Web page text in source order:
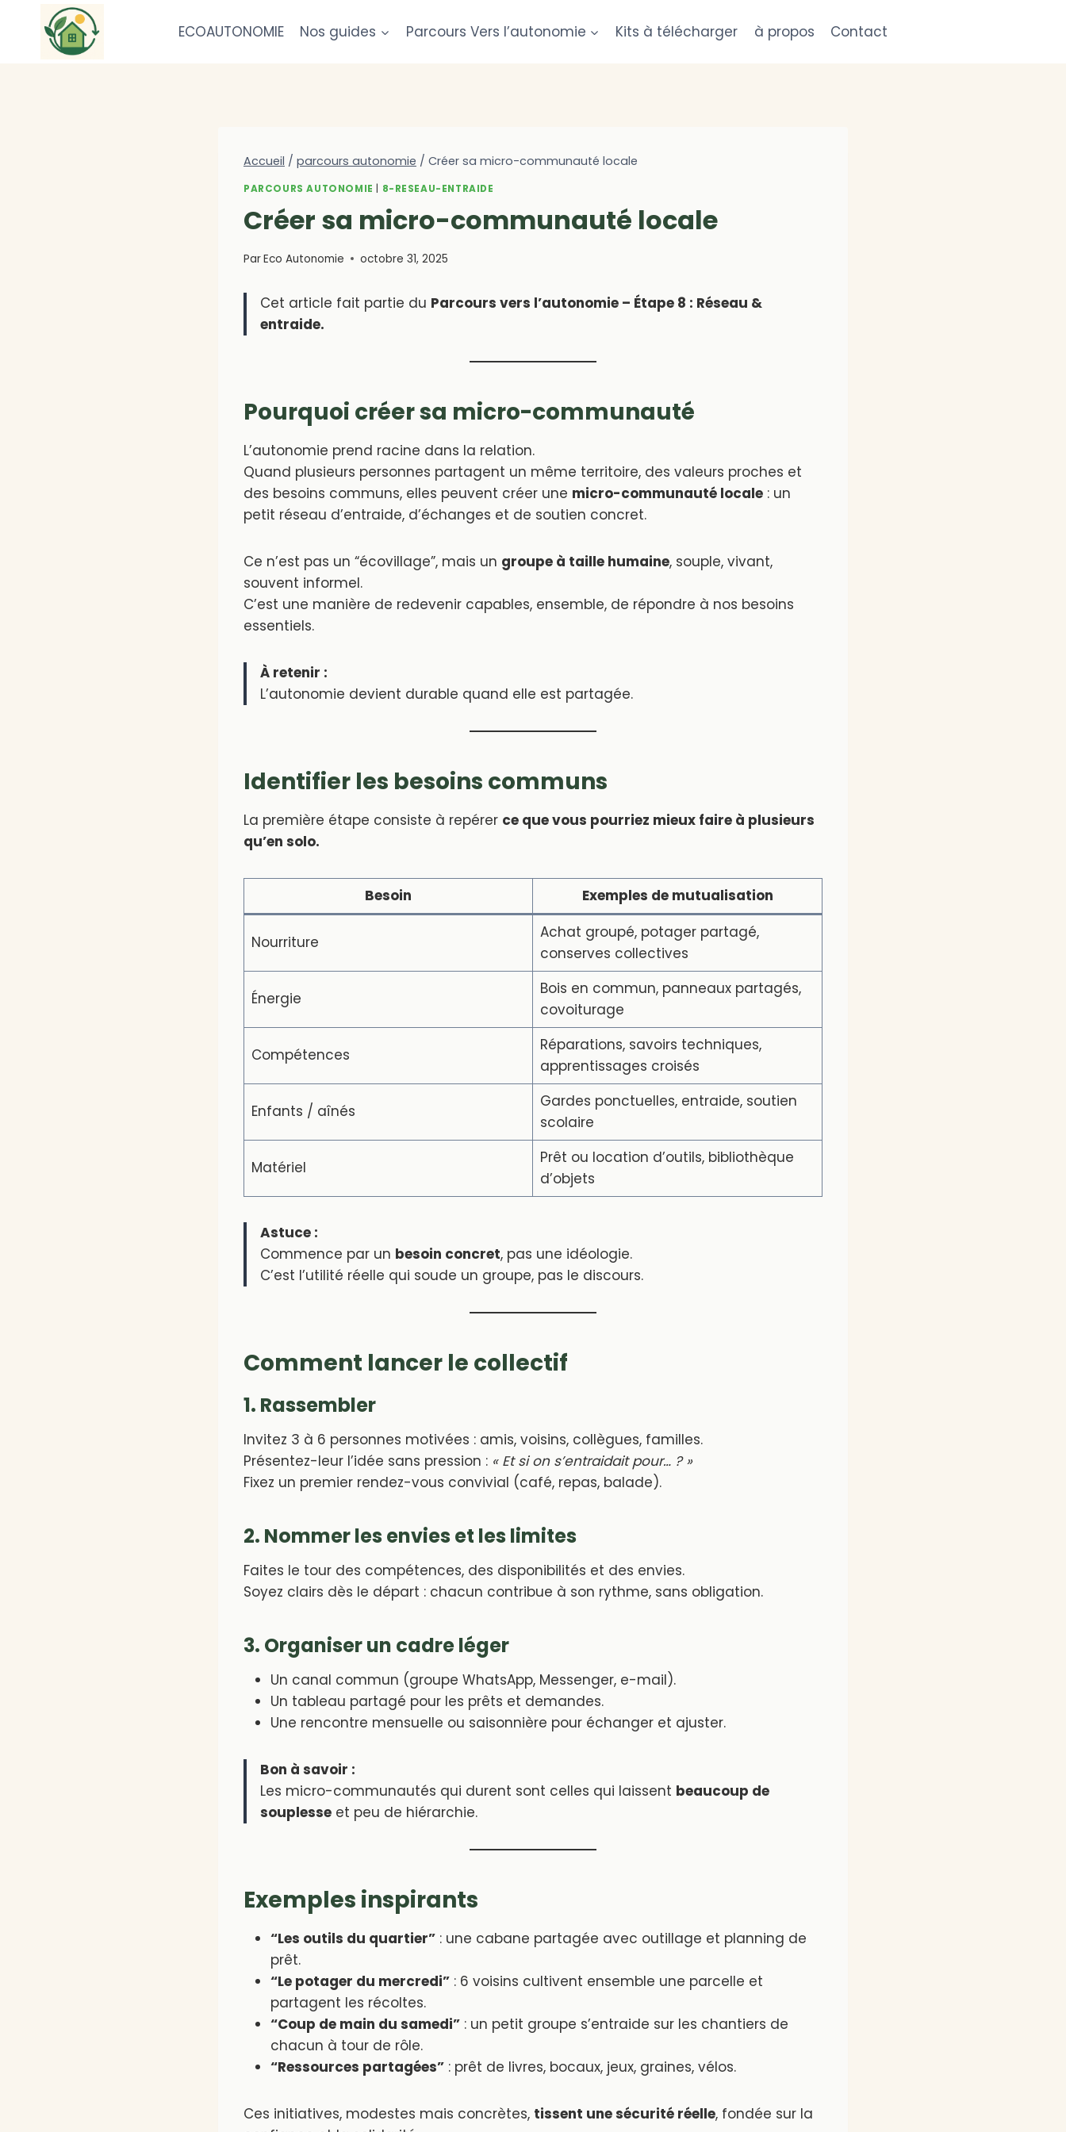
contenu
ECOAUTONOMIE Nos guides Parcours Vers l’autonomie Kits à télécharger à propos Contact
Accueil / parcours autonomie / Créer sa micro-communauté locale
PARCOURS AUTONOMIE 8-RESEAU-ENTRAIDE
Créer sa micro-communauté locale
ParEco Autonomie octobre 31, 2025
Cet article fait partie du Parcours vers l’autonomie – Étape 8 : Réseau &
entraide.
Pourquoi créer sa micro-communauté
L’autonomie prend racine dans la relation.
Quand plusieurs personnes partagent un même territoire, des valeurs proches et
des besoins communs, elles peuvent créer une micro-communauté locale : un
petit réseau d’entraide, d’échanges et de soutien concret.
Ce n’est pas un “écovillage”, mais un groupe à taille humaine, souple, vivant,
souvent informel.
C’est une manière de redevenir capables, ensemble, de répondre à nos besoins
essentiels.
À retenir :
L’autonomie devient durable quand elle est partagée.
Identifier les besoins communs
La première étape consiste à repérer ce que vous pourriez mieux faire à plusieurs
qu’en solo.
Besoin Exemples de mutualisation
Nourriture
Achat groupé, potager partagé,
conserves collectives
Énergie
Bois en commun, panneaux partagés,
covoiturage
Compétences
Réparations, savoirs techniques,
apprentissages croisés
Enfants / aînés
Gardes ponctuelles, entraide, soutien
scolaire
Matériel
Prêt ou location d’outils, bibliothèque
d’objets
Astuce :
Commence par un besoin concret, pas une idéologie.
C’est l’utilité réelle qui soude un groupe, pas le discours.
Comment lancer le collectif
1. Rassembler
Invitez 3 à 6 personnes motivées : amis, voisins, collègues, familles.
Présentez-leur l’idée sans pression : « Et si on s’entraidait pour… ? »
Fixez un premier rendez-vous convivial (café, repas, balade).
2. Nommer les envies et les limites
Faites le tour des compétences, des disponibilités et des envies.
Soyez clairs dès le départ : chacun contribue à son rythme, sans obligation.
3. Organiser un cadre léger
Un canal commun (groupe WhatsApp, Messenger, e-mail).
Un tableau partagé pour les prêts et demandes.
Une rencontre mensuelle ou saisonnière pour échanger et ajuster.
Bon à savoir :
Les micro-communautés qui durent sont celles qui laissent beaucoup de
souplesse et peu de hiérarchie.
Exemples inspirants
“Les outils du quartier” : une cabane partagée avec outillage et planning de
prêt.
“Le potager du mercredi” : 6 voisins cultivent ensemble une parcelle et
partagent les récoltes.
“Coup de main du samedi” : un petit groupe s’entraide sur les chantiers de
chacun à tour de rôle.
“Ressources partagées” : prêt de livres, bocaux, jeux, graines, vélos.
Ces initiatives, modestes mais concrètes, tissent une sécurité réelle, fondée sur la